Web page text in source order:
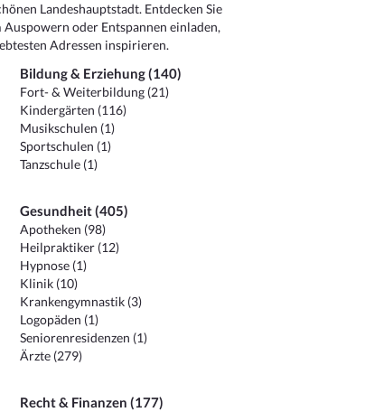
Landeshauptstadt. Entdecken Sie
oder Entspannen einladen,
Adressen inspirieren.
Bildung & Erziehung (140)
Fort- & Weiterbildung (21)
Kindergärten (116)
Musikschulen (1)
Sportschulen (1)
Tanzschule (1)
Gesundheit (405)
Apotheken (98)
Heilpraktiker (12)
Hypnose (1)
Klinik (10)
Krankengymnastik (3)
Logopäden (1)
Seniorenresidenzen (1)
Ärzte (279)
Recht & Finanzen (177)